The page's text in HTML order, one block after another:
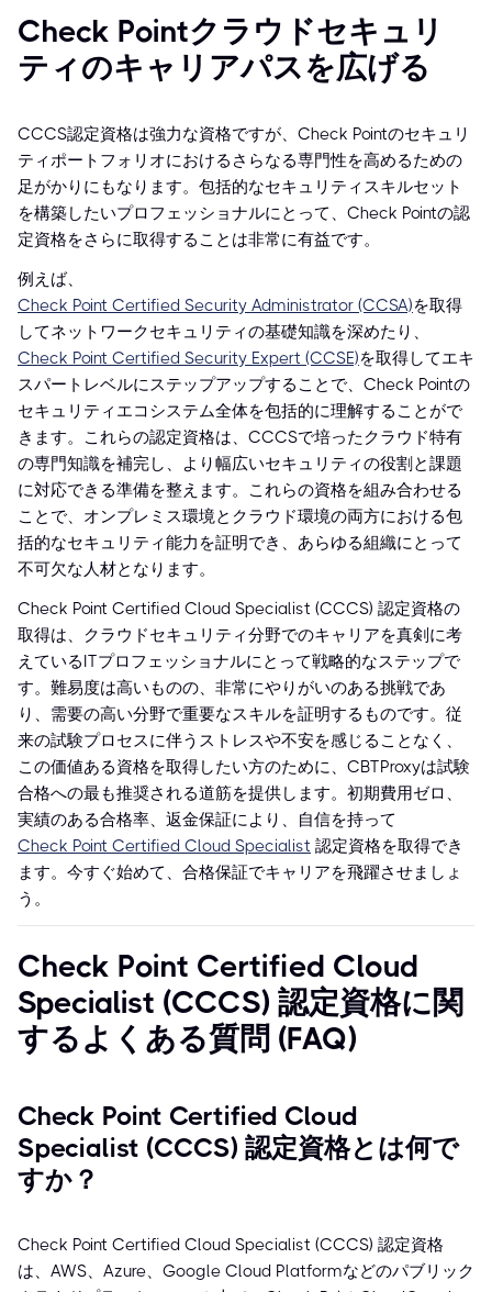
Check Pointクラウドセキュリ
ティのキャリアパスを広げる
CCCS認定資格は強力な資格ですが、Check Pointのセキュリ
ティポートフォリオにおけるさらなる専門性を高めるための
足がかりにもなります。包括的なセキュリティスキルセット
を構築したいプロフェッショナルにとって、Check Pointの認
定資格をさらに取得することは非常に有益です。
例えば、
Check Point Certified Security Administrator (CCSA)を取得
してネットワークセキュリティの基礎知識を深めたり、
Check Point Certified Security Expert (CCSE)を取得してエキ
スパートレベルにステップアップすることで、Check Pointの
セキュリティエコシステム全体を包括的に理解することがで
きます。これらの認定資格は、CCCSで培ったクラウド特有
の専門知識を補完し、より幅広いセキュリティの役割と課題
に対応できる準備を整えます。これらの資格を組み合わせる
ことで、オンプレミス環境とクラウド環境の両方における包
括的なセキュリティ能力を証明でき、あらゆる組織にとって
不可欠な人材となります。
Check Point Certified Cloud Specialist (CCCS) 認定資格の
取得は、クラウドセキュリティ分野でのキャリアを真剣に考
えているITプロフェッショナルにとって戦略的なステップで
す。難易度は高いものの、非常にやりがいのある挑戦であ
り、需要の高い分野で重要なスキルを証明するものです。従
来の試験プロセスに伴うストレスや不安を感じることなく、
この価値ある資格を取得したい方のために、CBTProxyは試験
合格への最も推奨される道筋を提供します。初期費用ゼロ、
実績のある合格率、返金保証により、自信を持って
Check Point Certified Cloud Specialist 認定資格を取得でき
ます。今すぐ始めて、合格保証でキャリアを飛躍させましょ
う。
Check Point Certified Cloud
Specialist (CCCS) 認定資格に関
するよくある質問 (FAQ)
Check Point Certified Cloud
Specialist (CCCS) 認定資格とは何で
すか？
Check Point Certified Cloud Specialist (CCCS) 認定資格
は、AWS、Azure、Google Cloud Platformなどのパブリック